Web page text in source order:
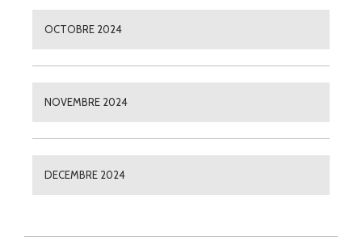
OCTOBRE 2024
NOVEMBRE 2024
DECEMBRE 2024